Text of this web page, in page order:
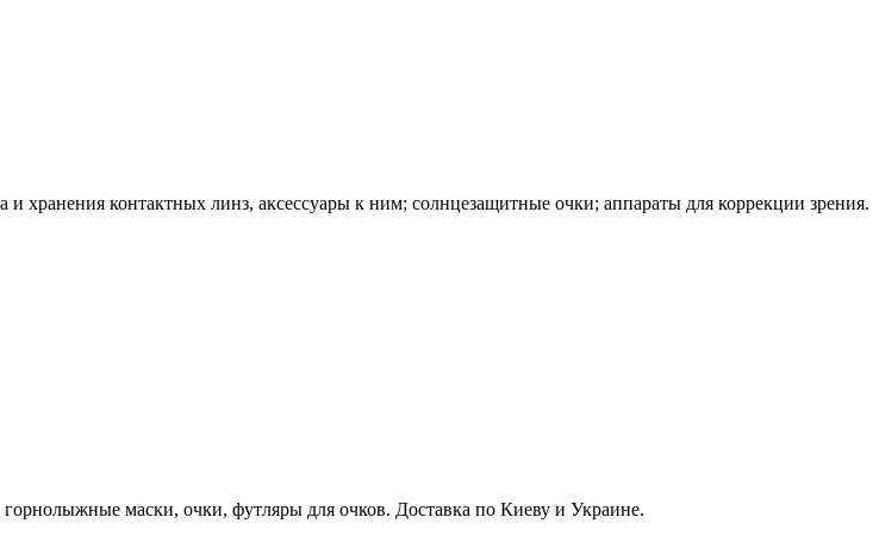
хранения контактных линз, аксессуары к ним; солнцезащитные очки; аппараты для коррекции зрения.
маски, очки, футляры для очков. Доставка по Киеву и Украине.